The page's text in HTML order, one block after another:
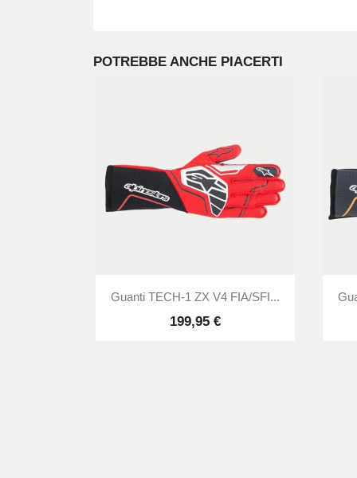
POTREBBE ANCHE PIACERTI
Anteprima
Guanti TECH-1 ZX V4 FIA/SFI...
199,95 €